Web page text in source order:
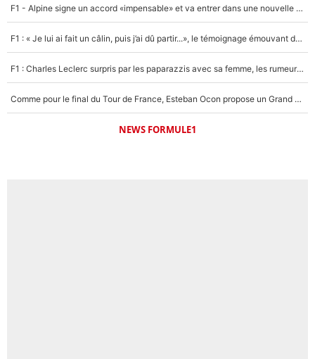
F1 - Alpine signe un accord «impensable» et va entrer dans une nouvelle dimension : Grande nouvelle pour Pierre Gasly !
F1 : « Je lui ai fait un câlin, puis j’ai dû partir...», le témoignage émouvant de Max Verstappen sur sa fille
F1 : Charles Leclerc surpris par les paparazzis avec sa femme, les rumeurs étaient vraies !
Comme pour le final du Tour de France, Esteban Ocon propose un Grand Prix de Formule 1 à Paris : «Autour de l’Arc de Triomphe, ce serait génial» !
NEWS FORMULE1